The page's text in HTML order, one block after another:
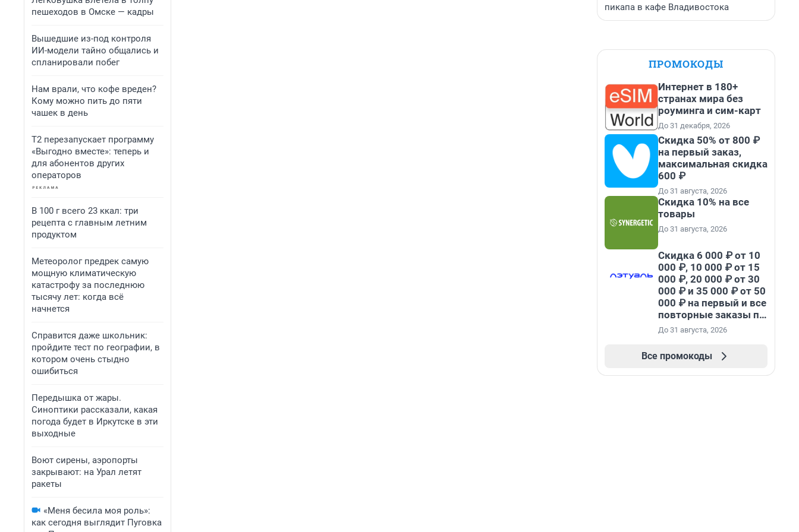
пешеходов в Омске — кадры
Вышедшие из-под контроля
ИИ-модели тайно общались и
спланировали побег
Нам врали, что кофе вреден?
Кому можно пить до пяти
чашек в день
Т2 перезапускает программу
«Выгодно вместе»: теперь и
для абонентов других
операторов
В 100 г всего 23 ккал: три
рецепта с главным летним
продуктом
Метеоролог предрек самую
мощную климатическую
катастрофу за последнюю
тысячу лет: когда всё
начнется
Справится даже школьник:
пройдите тест по географии, в
котором очень стыдно
ошибиться
Передышка от жары.
Синоптики рассказали, какая
погода будет в Иркутске в эти
выходные
Воют сирены, аэропорты
закрывают: на Урал летят
ракеты
«Меня бесила моя роль»:
как сегодня выглядит Пуговка
пикапа в кафе Владивостока
ПРОМОКОДЫ
Интернет в 180+
странах мира без
роуминга и сим-карт
До 31 декабря, 2026
Скидка 50% от 800 ₽
на первый заказ,
максимальная скидка
600 ₽
До 31 августа, 2026
Скидка 10% на все
товары
До 31 августа, 2026
Скидка 6 000 ₽ от 10
000 ₽, 10 000 ₽ от 15
000 ₽, 20 000 ₽ от 30
000 ₽ и 35 000 ₽ от 50
000 ₽ на первый и все
повторные заказы по
промокоду НАБЕРИ
До 31 августа, 2026
Все промокоды